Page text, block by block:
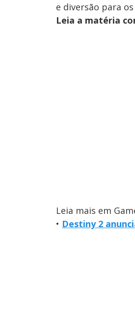
e diversão para
Leia a matéria
Leia mais em
• Destiny 2